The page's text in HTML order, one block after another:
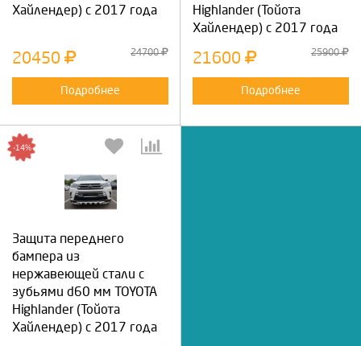
Хайлендер) с 2017 года
20450 24700
Подробнее
Highlander (Тойота
Хайлендер) с 2017 года
21600 25900
Подробнее
Защита переднего
бампера из
нержавеющей стали с
зубьями d60 мм TOYOTA
Highlander (Тойота
Хайлендер) с 2017 года
-14%